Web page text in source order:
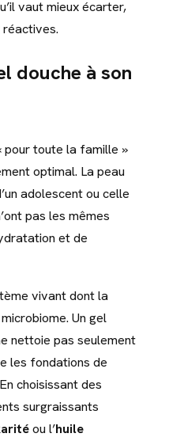
vaut mieux écarter,
douche à son
pour toute la famille »
optimal. La peau
adolescent ou celle
pas les mêmes
et de
vivant dont la
Un gel
nettoie pas seulement
les fondations de
choisissant des
surgraissants
ou l’huile